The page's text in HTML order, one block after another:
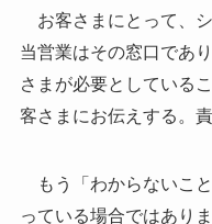
お客さまにとって、
当営業はその窓口であ
さまが必要としている
客さまにお伝えする。
もう「わからないこ
っている場合ではあり